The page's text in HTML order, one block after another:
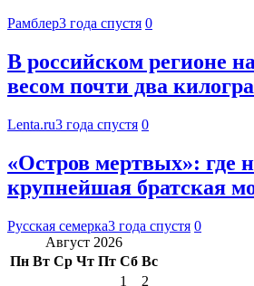
Рамблер3 года спустя 0
В российском регионе
весом почти два
Lenta.ru3 года спустя 0
«Остров мертвых»: где
крупнейшая братская
Русская семерка3 года спустя 0
Август 2026
Пн Вт Ср Чт Пт Сб Вс
1
2